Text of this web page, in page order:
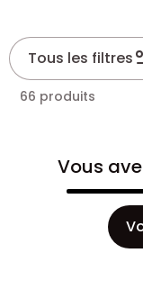
Tous les filtres
66 produits
Vous